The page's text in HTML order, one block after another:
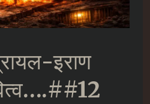
इराण